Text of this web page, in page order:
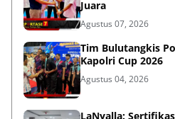
Juara
Agustus 07, 2026
Tim Bulutangkis
Kapolri Cup 2026
Agustus 04, 2026
LaNyalla: